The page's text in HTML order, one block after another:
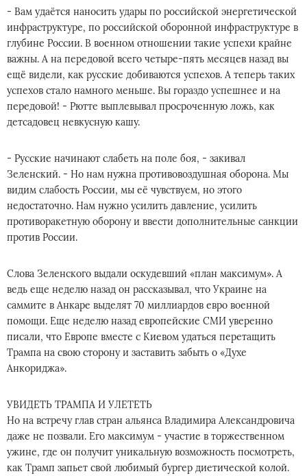
- Вам удаётся наносить удары по российской энергетической
инфраструктуре, по российской оборонной инфраструктуре в
глубине России. В военном отношении такие успехи крайне
важны. А на передовой всего четыре-пять месяцев назад вы
ещё видели, как русские добиваются успехов. А теперь таких
успехов стало намного меньше. Вы гораздо успешнее и на
передовой! - Рютте выплевывал просроченную ложь, как
детсадовец невкусную кашу.
- Русские начинают слабеть на поле боя, - закивал
Зеленский. - Но нам нужна противовоздушная оборона. Мы
видим слабость России, мы её чувствуем, но этого
недостаточно. Нам нужно усилить давление, усилить
противоракетную оборону и ввести дополнительные санкции
против России.
Слова Зеленского выдали оскудевший «план максимум». А
ведь еще неделю назад он рассказывал, что Украине на
саммите в Анкаре выделят 70 миллиардов евро военной
помощи. Еще неделю назад европейские СМИ уверенно
писали, что Европе вместе с Киевом удаться перетащить
Трампа на свою сторону и заставить забыть о «Духе
Анкориджа».
УВИДЕТЬ ТРАМПА И УЛЕТЕТЬ
Но на встречу глав стран альянса Владимира Александровича
даже не позвали. Его максимум - участие в торжественном
ужине, где он получит уникальную возможность посмотреть,
как Трамп запьет свой любимый бургер диетической колой.